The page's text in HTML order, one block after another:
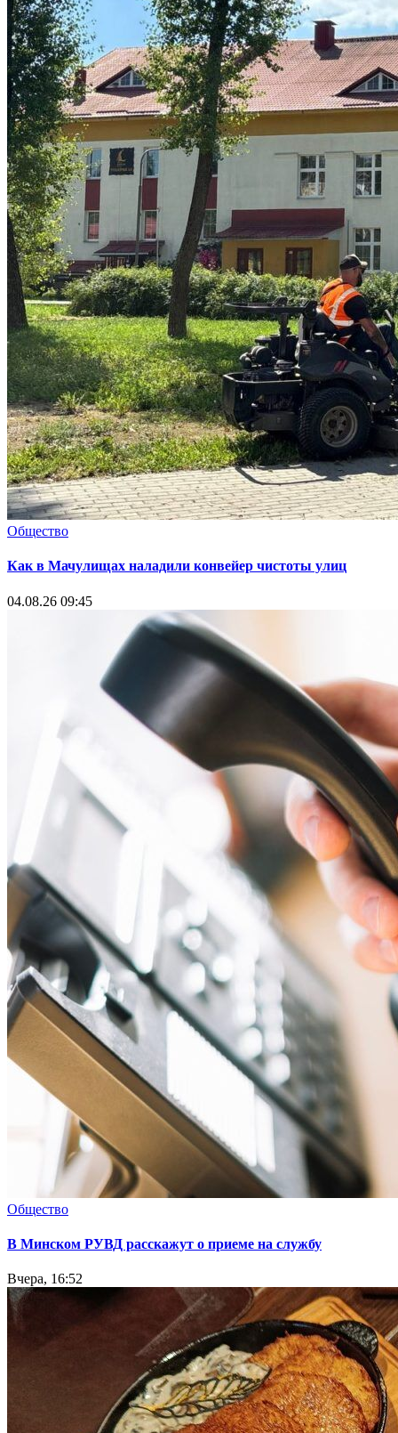
Общество
Как в Мачулищах наладили конвейер чистоты улиц
04.08.26 09:45
Общество
В Минском РУВД расскажут о приеме на службу
Вчера, 16:52